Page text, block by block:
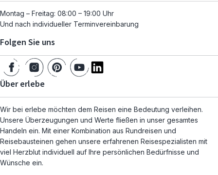
Montag – Freitag: 08:00 – 19:00 Uhr
Und nach individueller Terminvereinbarung
Folgen Sie uns
Über erlebe
Wir bei erlebe möchten dem Reisen eine Bedeutung verleihen.
Unsere Überzeugungen und Werte fließen in unser gesamtes
Handeln ein. Mit einer Kombination aus Rundreisen und
Reisebausteinen gehen unsere erfahrenen Reisespezialisten mit
viel Herzblut individuell auf Ihre persönlichen Bedürfnisse und
Wünsche ein.